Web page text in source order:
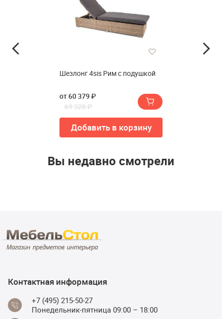
Шезлонг 4sis Рим с подушкой
от 60 379 ₽
69 328 ₽
Добавить в корзину
Вы недавно смотрели
Контактная информация
+7 (495) 215-50-27
Понедельник-пятница 09:00 – 18:00